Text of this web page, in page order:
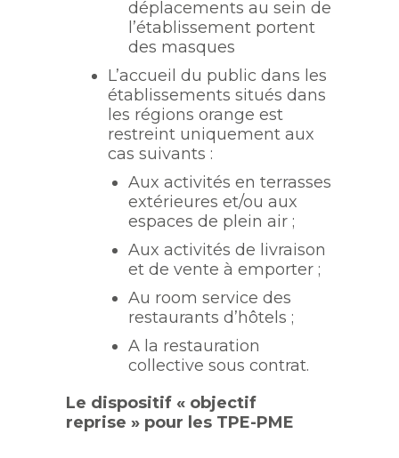
déplacements au sein de
l’établissement portent
des masques
L’accueil du public dans les
établissements situés dans
les régions orange est
restreint uniquement aux
cas suivants :
Aux activités en terrasses
extérieures et/ou aux
espaces de plein air ;
Aux activités de livraison
et de vente à emporter ;
Au room service des
restaurants d’hôtels ;
A la restauration
collective sous contrat.
Le dispositif « objectif
reprise » pour les TPE-PME